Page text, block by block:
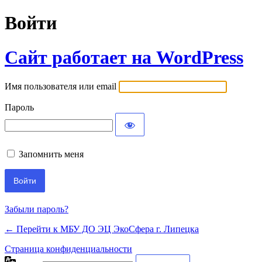
Войти
Сайт работает на WordPress
Имя пользователя или email
Пароль
Запомнить меня
Забыли пароль?
← Перейти к МБУ ДО ЭЦ ЭкоСфера г. Липецка
Страница конфиденциальности